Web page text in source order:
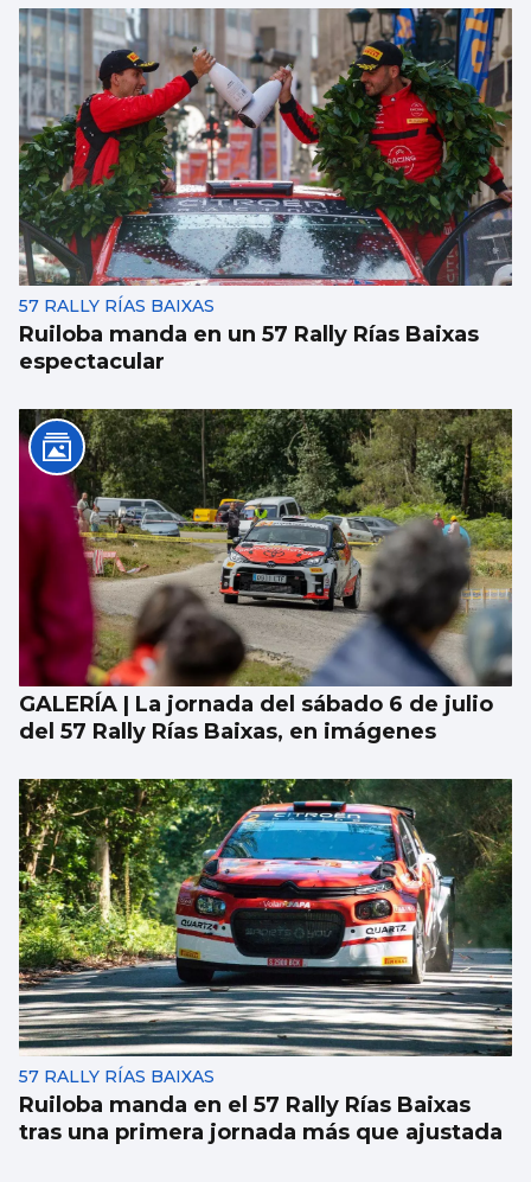
57 RALLY RÍAS BAIXAS
Ruiloba manda en un 57 Rally Rías Baixas
espectacular
GALERÍA | La jornada del sábado 6 de julio
del 57 Rally Rías Baixas, en imágenes
57 RALLY RÍAS BAIXAS
Ruiloba manda en el 57 Rally Rías Baixas
tras una primera jornada más que ajustada